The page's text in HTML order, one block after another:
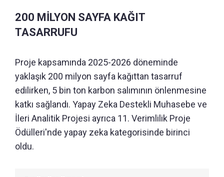
200 MİLYON SAYFA KAĞIT
TASARRUFU
Proje kapsamında 2025-2026 döneminde
yaklaşık 200 milyon sayfa kağıttan tasarruf
edilirken, 5 bin ton karbon salımının önlenmesine
katkı sağlandı. Yapay Zeka Destekli Muhasebe ve
İleri Analitik Projesi ayrıca 11. Verimlilik Proje
Ödülleri'nde yapay zeka kategorisinde birinci
oldu.